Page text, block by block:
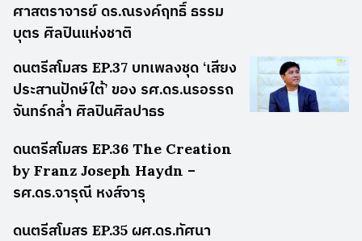
ศาสตราจารย์ ดร.ณรงค์ฤทธิ์ ธรรม
บุตร ศิลปินแห่งชาติ
ดนตรีสโมสร EP.37 บทเพลงชุด ‘เสียง
ประสานปักษ์ใต้’ ของ รศ.ดร.นรอรรถ
จันทร์กล่ำ ศิลปินศิลปาธร
ดนตรีสโมสร EP.36 The Creation
by Franz Joseph Haydn –
รศ.ดร.จารุณี หงส์จารุ
ดนตรีสโมสร EP.35 ผศ.ดร.ทัศนา